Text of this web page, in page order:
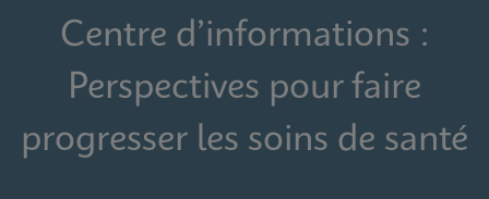
Centre d’informations :
Perspectives pour faire
progresser les soins de santé